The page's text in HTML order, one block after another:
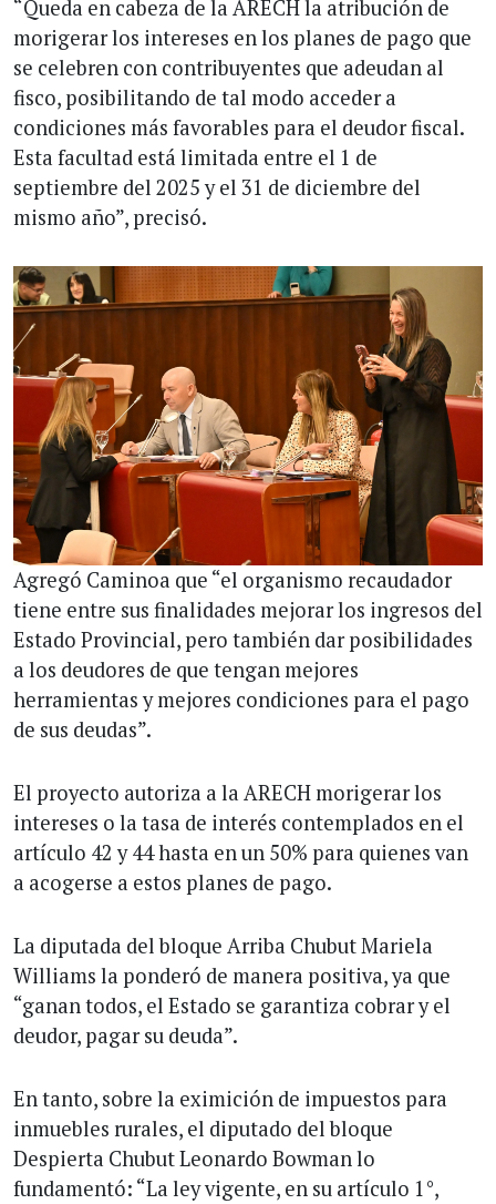
“Queda en cabeza de la ARECH la atribución de
morigerar los intereses en los planes de pago que
se celebren con contribuyentes que adeudan al
fisco, posibilitando de tal modo acceder a
condiciones más favorables para el deudor fiscal.
Esta facultad está limitada entre el 1 de
septiembre del 2025 y el 31 de diciembre del
mismo año”, precisó.
Agregó Caminoa que “el organismo recaudador
tiene entre sus finalidades mejorar los ingresos del
Estado Provincial, pero también dar posibilidades
a los deudores de que tengan mejores
herramientas y mejores condiciones para el pago
de sus deudas”.
El proyecto autoriza a la ARECH morigerar los
intereses o la tasa de interés contemplados en el
artículo 42 y 44 hasta en un 50% para quienes van
a acogerse a estos planes de pago.
La diputada del bloque Arriba Chubut Mariela
Williams la ponderó de manera positiva, ya que
“ganan todos, el Estado se garantiza cobrar y el
deudor, pagar su deuda”.
En tanto, sobre la eximición de impuestos para
inmuebles rurales, el diputado del bloque
Despierta Chubut Leonardo Bowman lo
fundamentó: “La ley vigente, en su artículo 1°,